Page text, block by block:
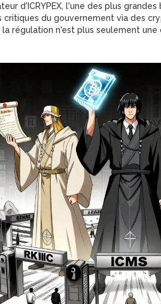
d'ICRYPEX, l'une des plus
critiques du gouvernement via des
la régulation n'est plus seulement